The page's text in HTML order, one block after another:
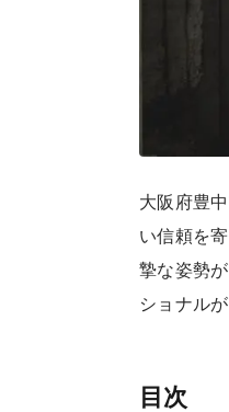
大阪府豊
い信頼を
摯な姿勢
ショナル
目次